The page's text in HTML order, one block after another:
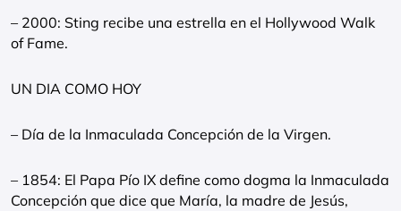
– 2000: Sting recibe una estrella en el Hollywood Walk
of Fame.
UN DIA COMO HOY
– Día de la Inmaculada Concepción de la Virgen.
– 1854: El Papa Pío IX define como dogma la Inmaculada
Concepción que dice que María, la madre de Jesús,